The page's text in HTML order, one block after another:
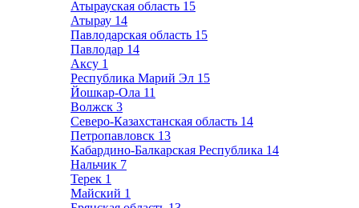
Атырауская область 15
Атырау 14
Павлодарская область 15
Павлодар 14
Аксу 1
Республика Марий Эл 15
Йошкар-Ола 11
Волжск 3
Северо-Казахстанская область 14
Петропавловск 13
Кабардино-Балкарская Республика 14
Нальчик 7
Терек 1
Майский 1